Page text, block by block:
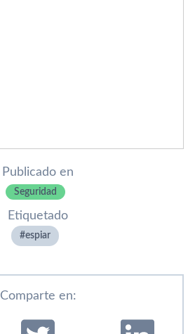
Publicado en
Seguridad
Etiquetado
espiar
Comparte en: